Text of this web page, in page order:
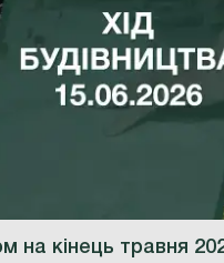
на кінець травня